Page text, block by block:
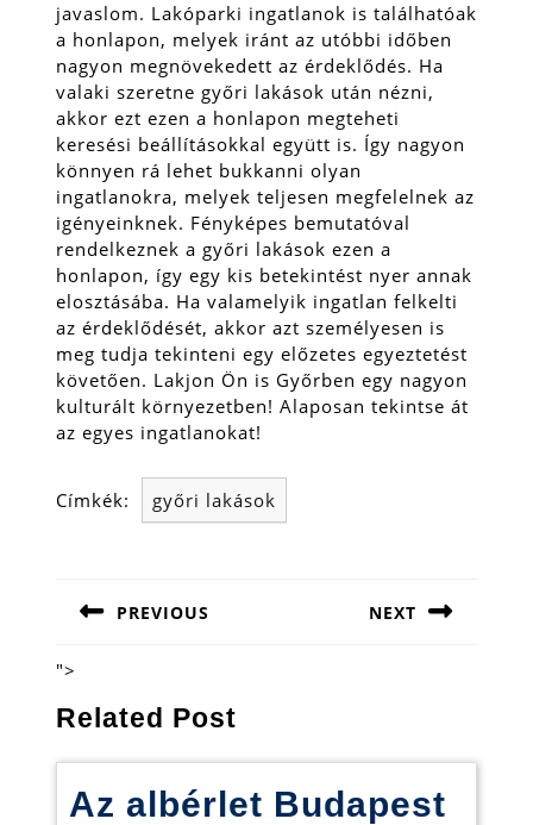
javaslom. Lakóparki ingatlanok is találhatóak
a honlapon, melyek iránt az utóbbi időben
nagyon megnövekedett az érdeklődés. Ha
valaki szeretne győri lakások után nézni,
akkor ezt ezen a honlapon megteheti
keresési beállításokkal együtt is. Így nagyon
könnyen rá lehet bukkanni olyan
ingatlanokra, melyek teljesen megfelelnek az
igényeinknek. Fényképes bemutatóval
rendelkeznek a győri lakások ezen a
honlapon, így egy kis betekintést nyer annak
elosztásába. Ha valamelyik ingatlan felkelti
az érdeklődését, akkor azt személyesen is
meg tudja tekinteni egy előzetes egyeztetést
követően. Lakjon Ön is Győrben egy nagyon
kulturált környezetben! Alaposan tekintse át
az egyes ingatlanokat!
Címkék: győri lakások
navigáció
PREVIOUS
post:
NEXT
">
Related Post
Az albérlet Budapest